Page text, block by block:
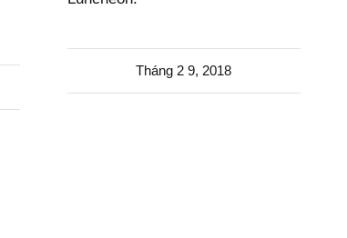
Tháng 2 9, 2018